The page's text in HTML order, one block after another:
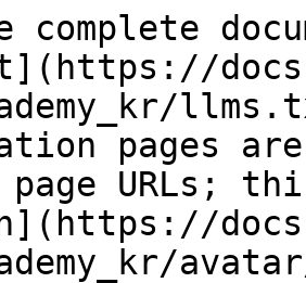
complete
pages
URLs;